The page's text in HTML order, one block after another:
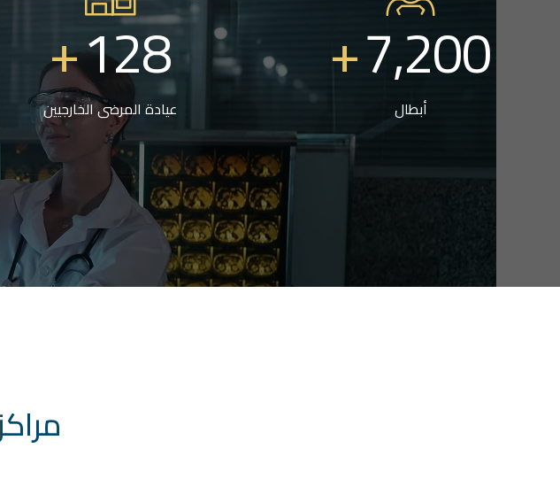
128
+
عيادة المرضى الخارجيين
7,200
+
أبطال